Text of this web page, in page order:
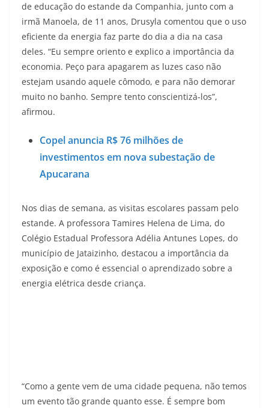
de educação do estande da Companhia, junto com a
irmã Manoela, de 11 anos, Drusyla comentou que o uso
eficiente da energia faz parte do dia a dia na casa
deles. “Eu sempre oriento e explico a importância da
economia. Peço para apagarem as luzes caso não
estejam usando aquele cômodo, e para não demorar
muito no banho. Sempre tento conscientizá-los”,
afirmou.
Copel anuncia R$ 76 milhões de
investimentos em nova subestação de
Apucarana
Nos dias de semana, as visitas escolares passam pelo
estande. A professora Tamires Helena de Lima, do
Colégio Estadual Professora Adélia Antunes Lopes, do
município de Jataizinho, destacou a importância da
exposição e como é essencial o aprendizado sobre a
energia elétrica desde criança.
“Como a gente vem de uma cidade pequena, não temos
um evento tão grande quanto esse. É sempre bom